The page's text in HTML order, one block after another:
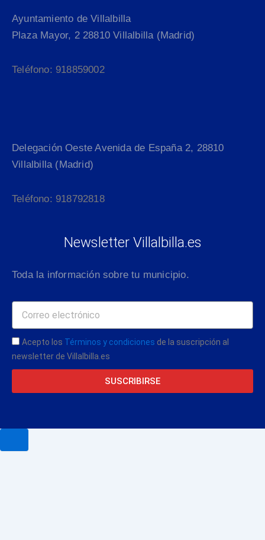
Ayuntamiento de Villalbilla
Plaza Mayor, 2 28810 Villalbilla (Madrid)
Teléfono: 918859002
Delegación Oeste Avenida de España 2, 28810
Villalbilla (Madrid)
Teléfono: 918792818
Newsletter Villalbilla.es
Toda la información sobre tu municipio.
Acepto los Términos y condiciones de la suscripción al
newsletter de Villalbilla.es
SUSCRIBIRSE